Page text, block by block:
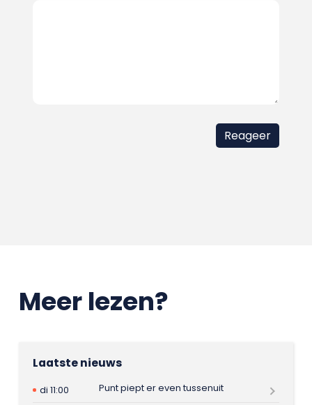
Meer lezen?
Laatste nieuws
di 11:00
Punt piept er even tussenuit